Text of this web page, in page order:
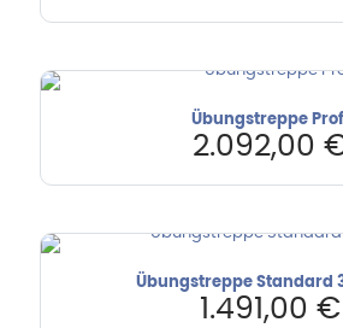
Übungstreppe
2.092,00
Übungstreppe Standard
1.491,00 €